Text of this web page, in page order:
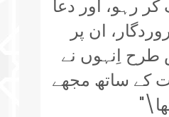
رہو، اور دعا
ان پر
اِنہوں نے
کے ساتھ مجھے